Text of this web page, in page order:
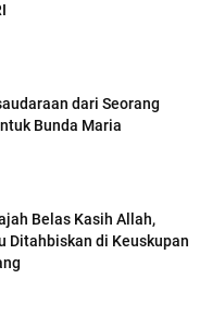
dari Seorang
Bunda Maria
Belas Kasih Allah,
Ditahbiskan di Keuskupan